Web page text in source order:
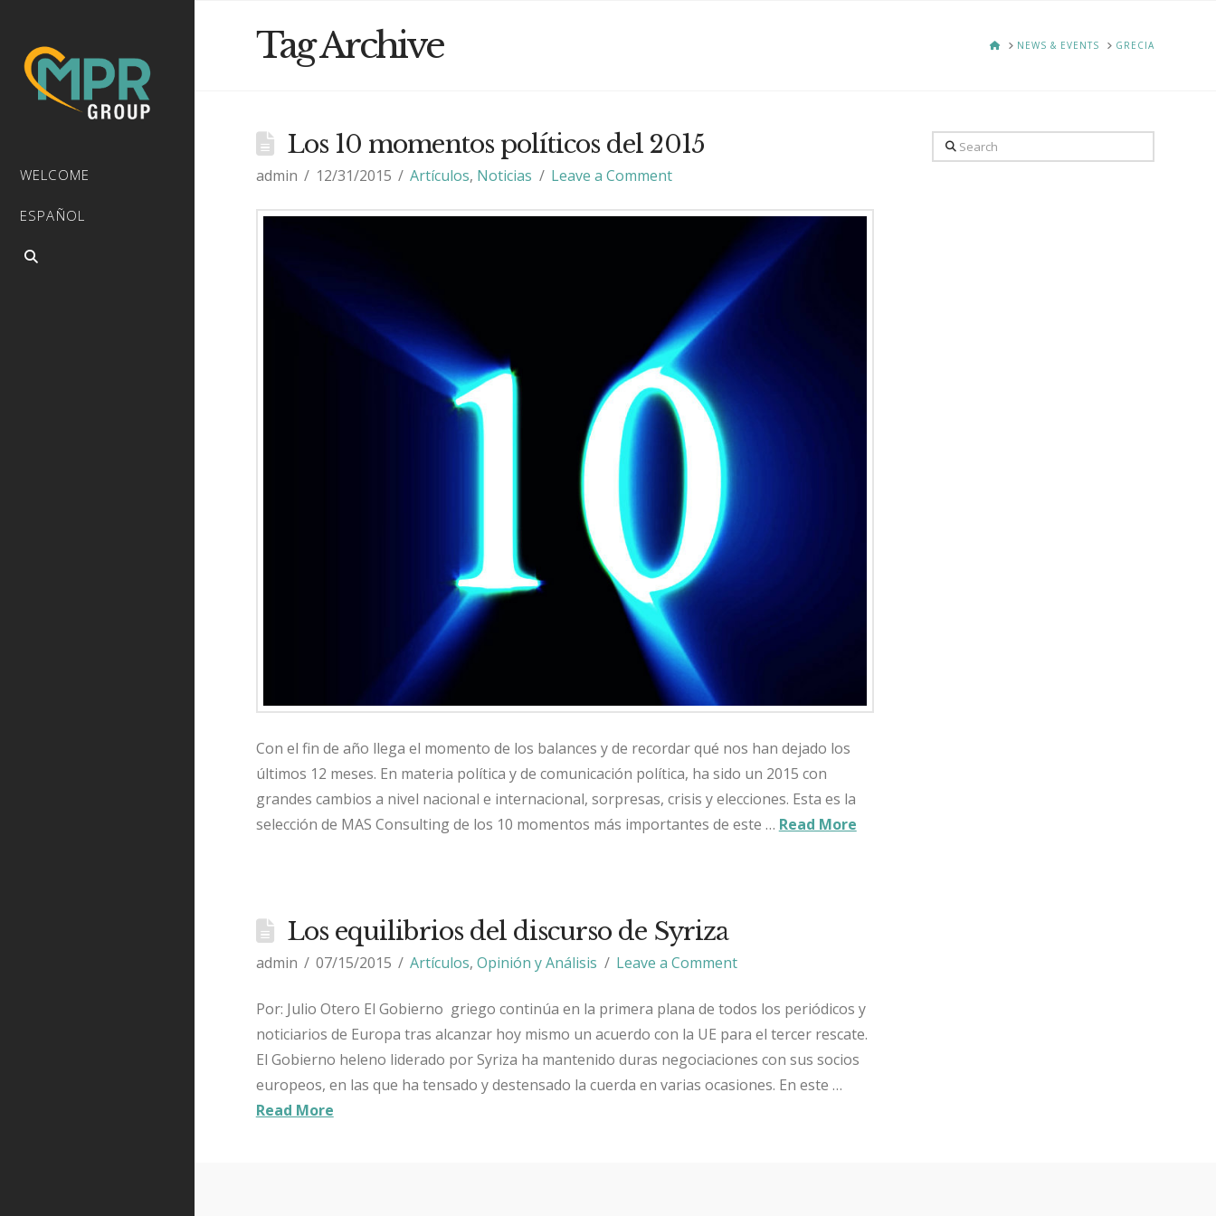
WELCOME
ESPAÑOL
Tag Archive HOMENEWS & EVENTS GRECIA
Los 10 momentos políticos del 2015
admin 12/31/2015 Artículos, Noticias Leave a Comment
Con el fin de año llega el momento de los balances y de recordar qué nos han dejado los
últimos 12 meses. En materia política y de comunicación política, ha sido un 2015 con
grandes cambios a nivel nacional e internacional, sorpresas, crisis y elecciones. Esta es la
selección de MAS Consulting de los 10 momentos más importantes de este … Read More
Los equilibrios del discurso de Syriza
admin 07/15/2015 Artículos,Opinión y Análisis Leave a Comment
Por: Julio Otero El Gobierno griego continúa en la primera plana de todos los periódicos y
noticiarios de Europa tras alcanzar hoy mismo un acuerdo con la UE para el tercer rescate.
El Gobierno heleno liderado por Syriza ha mantenido duras negociaciones con sus socios
europeos, en las que ha tensado y destensado la cuerda en varias ocasiones. En este …
Read More
Search